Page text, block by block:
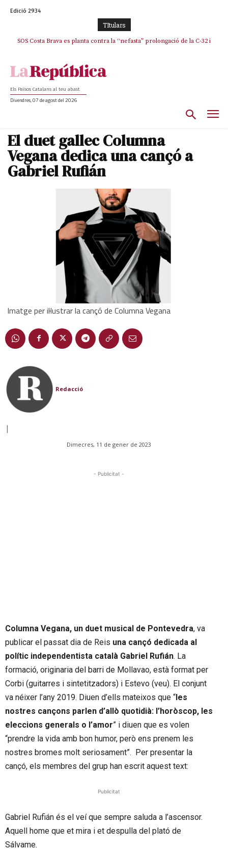
Edició 2934
TItulars
SOS Costa Brava es planta contra la “nefasta” prolongació de la C-32 i
Els Països Catalans al teu abast
Divendres, 07 de agost del 2026
El duet gallec Columna
Vegana dedica una cançó a
Gabriel Rufián
Imatge per il·lustrar la cançó de Columna Vegana
Redacció
|
Dimecres, 11 de gener de 2023
- Publicitat -
Columna Vegana, un duet musical de Pontevedra, va
publicar el passat dia de Reis una cançó dedicada al
polític independentista català Gabriel Rufián. La
formació, originaria del barri de Mollavao, està format per
Corbi (guitarres i sintetitzadors) i Estevo (veu). El conjunt
va néixer l’any 2019. Diuen d’ells mateixos que “les
nostres cançons parlen d’allò quotidià: l’horòscop, les
eleccions generals o l’amor” i diuen que es volen
“prendre la vida amb bon humor, però ens prenem les
nostres bromes molt seriosament”. Per presentar la
cançó, els membres del grup han escrit aquest text:
Publicitat
Gabriel Rufián és el veí que sempre saluda a l’ascensor.
Aquell home que et mira i et despulla del plató de
Sálvame.